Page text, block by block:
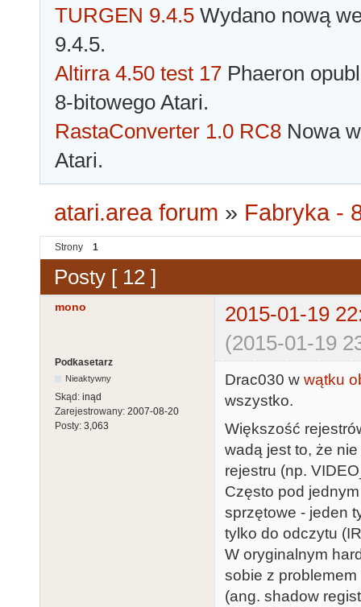
TURGEN 9.4.5 Wydano nową
9.4.5.
Altirra 4.50 test 17 Phaeron
8-bitowego Atari.
RastaConverter 1.0 RC8 Nowa
Atari.
atari.area forum » Fabryka -
Strony 1
Posty [ 12 ]
mono
2015-01-19
(2015-01-19
Podkasetarz
Nieaktywny
Skąd: inąd
Zarejestrowany: 2007-08-20
Posty: 3,063
Drac030 w wątku
wszystko.
Większość
wadą jest to, że
rejestru (np.
Często pod
sprzętowe - jeden
tylko do odczytu
W oryginalnym
sobie z
(ang. shadow